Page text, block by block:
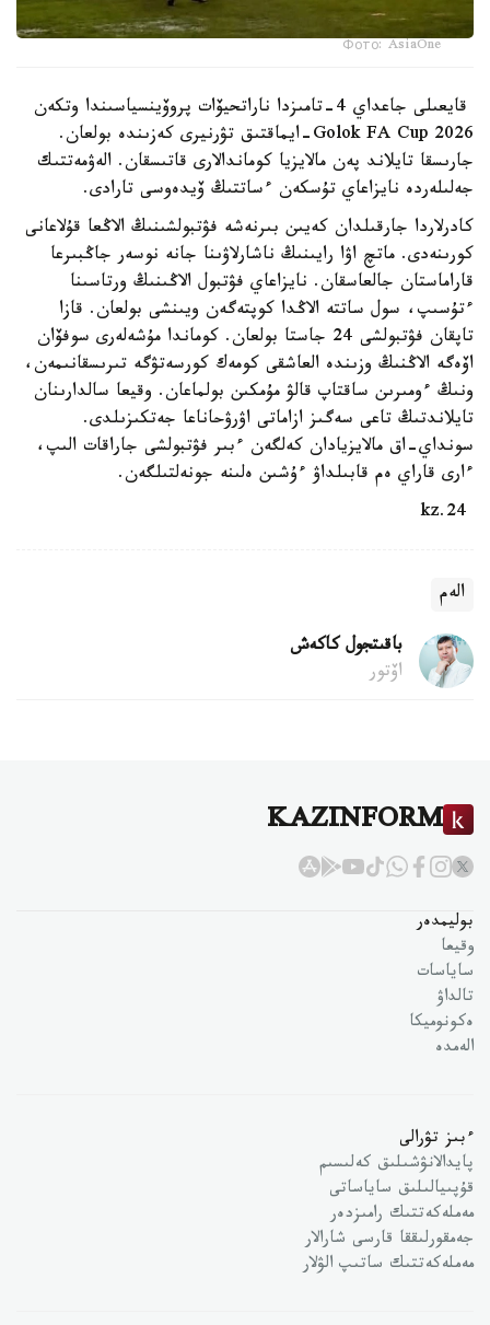
Фото: AsiaOne
قايعىلى جاعداي 4-تامىزدا ناراتحيۆات پروۆينسياسىندا وتكەن
Golok FA Cup 2026-ايماقتىق تۋرنيرى كەزىندە بولعان.
جارىسقا تايلاند پەن مالايزيا كوماندالارى قاتىسقان. الەۋمەتتىك
جەلىلەردە نايزاعاي تۇسكەن ءساتتىڭ ۆيدەوسى تارادى.
كادرلاردا جارقىلدان كەيىن بىرنەشە فۋتبولشىنىڭ الاڭعا قۇلاعانى
كورىنەدى. ماتچ اۋا رايىنىڭ ناشارلاۋىنا جانە نوسەر جاڭبىرعا
قاراماستان جالعاسقان. نايزاعاي فۋتبول الاڭىنىڭ ورتاسىنا
ءتۇسىپ، سول ساتتە الاڭدا كوپتەگەن ويىنشى بولعان. قازا
تاپقان فۋتبولشى 24 جاستا بولعان. كوماندا مۇشەلەرى سوفۆان
اۆەگە الاڭنىڭ وزىندە العاشقى كومەك كورسەتۋگە تىرىسقانىمەن،
ونىڭ ءومىرىن ساقتاپ قالۋ مۇمكىن بولماعان. وقيعا سالدارىنان
تايلاندتىڭ تاعى سەگىز ازاماتى اۋرۋحاناعا جەتكىزىلدى.
سونداي-اق مالايزيادان كەلگەن ءبىر فۋتبولشى جاراقات الىپ،
ءارى قاراي ەم قابىلداۋ ءۇشىن ەلىنە جونەلتىلگەن.
الەم
باقىتجول كاكەش
اۆتور
KAZINFORM
بوليمدەر
وقيعا
ساياسات
تالداۋ
ەكونوميكا
الەمدە
ءبىز تۋرالى
پايدالانۋشىلىق كەلىسىم
قۇپىيالىلىق ساياساتى
مەملەكەتتىك رامىزدەر
جەمقورلىققا قارسى شارالار
مەملەكەتتىك ساتىپ الۋلار